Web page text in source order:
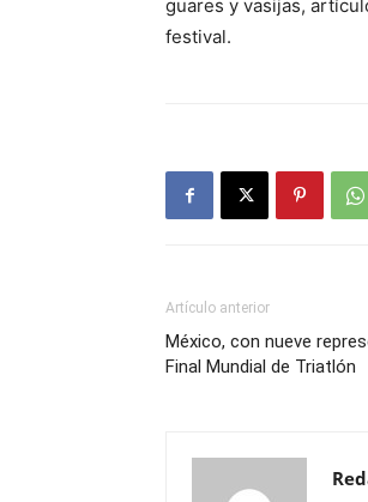
guares y vasijas,
festival.
Artículo anterior
México, con nueve
Final Mundial de Triatlón